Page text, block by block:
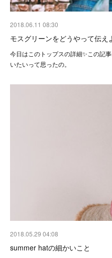
2018.06.11 08:30
モスグリーンをどうやって伝え
今日はこのトップスの詳細✨この記
いたいって思ったの。
2018.05.29 04:08
summer hatの細かいこと